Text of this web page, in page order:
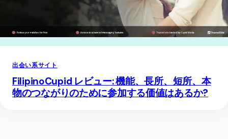
出会い系サイト
FilipinoCupid レビュー: 機能、長所、短所、本
物のつながりのために参加する価値はあるか?